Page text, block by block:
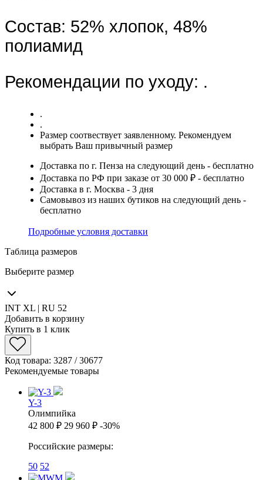
Состав: 52% хлопок, 48%
полиамид
Рекомендации по уходу: .
.
.
Размер соотвествует заявленному. Рекомендуем
выбрать Ваш привычный размер
Доставка по г. Пенза на следующий день - бесплатно
Доставка по РФ при заказе от 30 000 ₽ - бесплатно
Доставка в г. Москва - 3 дня
Самовывоз из наших бутиков на следующий день -
бесплатно
Подробные условия доставки
Таблица размеров
Выберите размер
INT XL | RU 52
Добавить в корзину
Купить в 1 клик
Код товара: 3287 / 30677
Рекомендуемые товары
Y-3
Олимпийка
42 800 ₽ 29 960 ₽ -30%
Российские размеры:
50 52